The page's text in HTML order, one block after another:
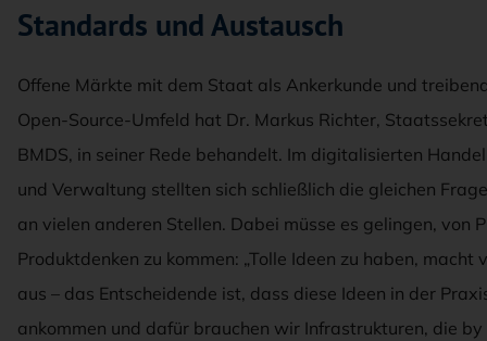
Standards und Austausch
Offene Märkte mit dem Staat als Ankerkunde und
Open-Source-Umfeld hat Dr. Markus Richter,
BMDS, in seiner Rede behandelt. Im digitalisierten
und Verwaltung stellten sich schließlich die gleichen
an vielen anderen Stellen. Dabei müsse es gelingen, von
Produktdenken zu kommen: „Tolle Ideen zu haben, macht
aus – das Entscheidende ist, dass diese Ideen in der
ankommen und dafür brauchen wir Infrastrukturen, die